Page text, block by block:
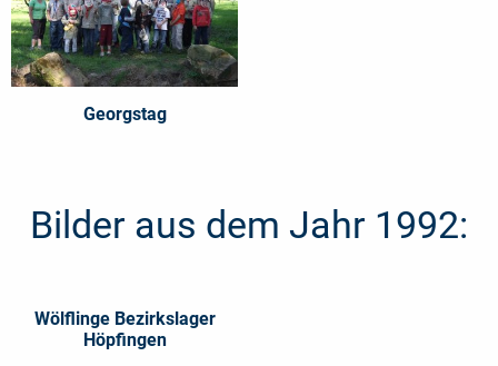
Georgstag
Bilder aus dem Jahr 1992:
Wölflinge Bezirkslager
Höpfingen